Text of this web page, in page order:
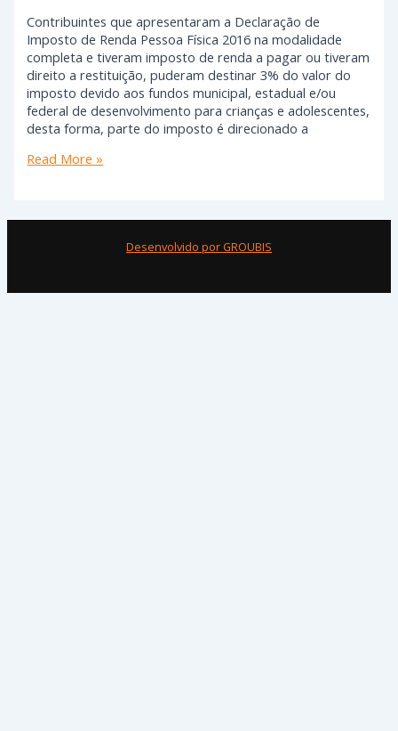
Contribuintes que apresentaram a Declaração de
Imposto de Renda Pessoa Física 2016 na modalidade
completa e tiveram imposto de renda a pagar ou tiveram
direito a restituição, puderam destinar 3% do valor do
imposto devido aos fundos municipal, estadual e/ou
federal de desenvolvimento para crianças e adolescentes,
desta forma, parte do imposto é direcionado a
Read More »
Desenvolvido por GROUBIS